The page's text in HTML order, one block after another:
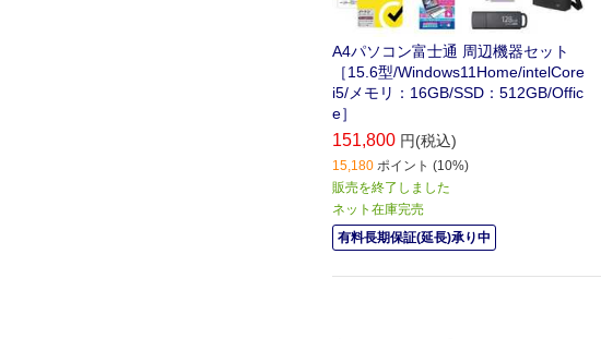
A4パソコン富士通 周辺機器セット
［15.6型/Windows11Home/intelCore
i5/メモリ：16GB/SSD：512GB/Offic
e］
151,800 円(税込)
15,180 ポイント (10%)
販売を終了しました
ネット在庫完売
有料長期保証(延長)承り中